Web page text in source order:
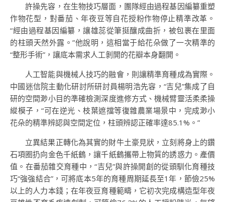
許操先容，在生物技巧層面，團隊經由過程基因編纂重塑
作物花型，對番茄、年夜豆等自花授粉作物停止精準改革。
“經由過程基因編纂，讓雄蕊從筆挺釀成曲折，被包裹在里面
的柱頭天然外露。”他說明，這相當于給花朵做了一次精準的
“整形手術”，讓底本需求人工剝開的花瓣本身翻開。
人工智能與機械人技巧的融會，則讓精準育種成為實際。
中國迷信院主動化研討所研討員楊明浩先容，“吉兒”集成了自
研的空間渺小目的準確檢測深度進修方式、機械臂靈活柔柔操
縱模子，“可在逆光、枝葉遮擋等復雜農業場景中，完成渺小
花朵的精準辨認與空間定位，柱頭辨認正確率達85.1%。”
立異結果正轉化為其實的財牛土豪見狀，立刻將身上的鑽
石項圈扔向金色千紙鶴，讓千紙鶴攜帶上物質的誘惑力。產價
值。在番茄雜交育種中，“吉兒”與許操開創的從頭馴化育種技
巧“強強結合”，可將底本5年的育種周期延長至1年，節儉25%
以上的人力本錢；在年夜豆育種範疇，它初次完成構造型年夜